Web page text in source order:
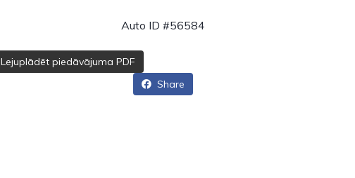
Auto ID #56584
Lejuplādēt piedāvājuma PDF
Share